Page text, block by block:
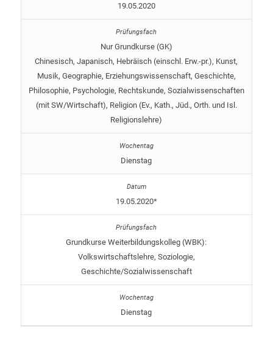
19.05.2020
Nur Grundkurse (GK)
Chinesisch, Japanisch, Hebräisch (einschl. Erw.-pr.), Kunst,
Musik, Geographie, Erziehungswissenschaft, Geschichte,
Philosophie, Psychologie, Rechtskunde, Sozialwissenschaften
(mit SW/Wirtschaft), Religion (Ev., Kath., Jüd., Orth. und Isl.
Religionslehre)
Dienstag
19.05.2020*
Grundkurse Weiterbildungskolleg (WBK):
Volkswirtschaftslehre, Soziologie,
Geschichte/Sozialwissenschaft
Dienstag